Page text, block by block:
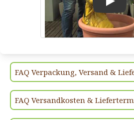
FAQ Verpackung, Versand &
FAQ Versandkosten &